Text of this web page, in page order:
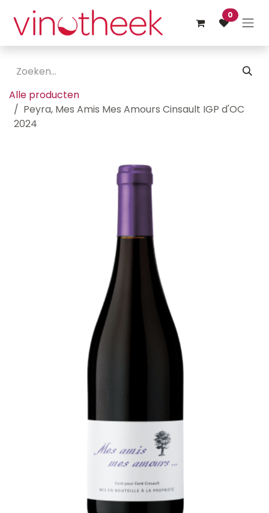
Overslaan naar inhoud
0
Alle producten
Peyra, Mes Amis Mes Amours Cinsault IGP d'OC
2024